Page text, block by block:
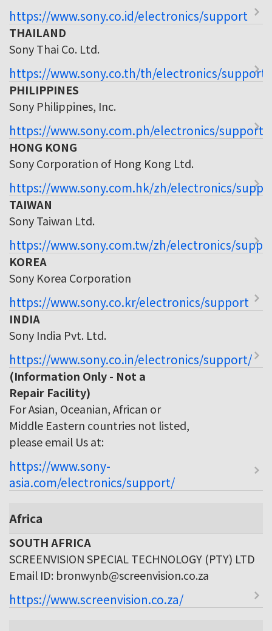
https://www.sony.co.id/electronics/support
THAILAND
Sony Thai Co. Ltd.
https://www.sony.co.th/th/electronics/support
PHILIPPINES
Sony Philippines, Inc.
https://www.sony.com.ph/electronics/support
HONG KONG
Sony Corporation of Hong Kong Ltd.
https://www.sony.com.hk/zh/electronics/
TAIWAN
Sony Taiwan Ltd.
https://www.sony.com.tw/zh/electronics/
KOREA
Sony Korea Corporation
https://www.sony.co.kr/electronics/support
INDIA
Sony India Pvt. Ltd.
https://www.sony.co.in/electronics/support/
(Information Only - Not a
Repair Facility)
For Asian, Oceanian, African or
Middle Eastern countries not listed,
please email Us at:
https://www.sony-
asia.com/electronics/support/
Africa
SOUTH AFRICA
SCREENVISION SPECIAL TECHNOLOGY (PTY) LTD
Email ID: bronwynb@screenvision.co.za
https://www.screenvision.co.za/